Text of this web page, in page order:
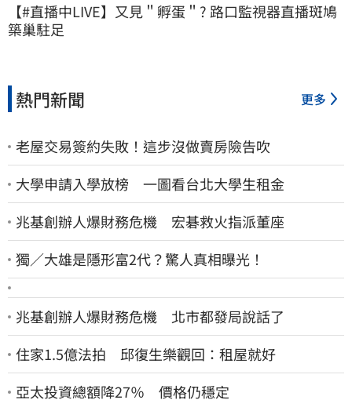
【#直播中LIVE】又見＂孵蛋＂? 路口監視器直播斑鳩
築巢駐足
熱門新聞 更多
老屋交易簽約失敗！這步沒做賣房險告吹
大學申請入學放榜 一圖看台北大學生租金
兆基創辦人爆財務危機 宏碁救火指派董座
獨／大雄是隱形富2代？驚人真相曝光！
兆基創辦人爆財務危機 北市都發局說話了
住家1.5億法拍 邱復生樂觀回：租屋就好
亞太投資總額降27％ 價格仍穩定